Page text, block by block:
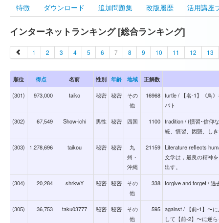
特徴 ダウンロード 追加問題集 改版履歴 活用講座
インターネットランキング [総合ランキング]
1 2 3 4 5 6 7 8 9 10 11 12 13
順位 得点 名前 性別 年齢 地域 正解数
(301) 973,000 taiko 秘密 秘密
その
他
16968 turtle / 【名-1】《鳥
バト
(302) 67,549 Show-ichi 男性 秘密 四国 1100 tradition / (慣習･信仰
統、慣習、因襲、し
(303) 1,278,696 taikou 秘密 秘密
九
州・
沖縄
21159
Literature reflects
文学は，最良の精神
出す。
(304) 20,284 shrkwY 秘密 秘密
その
他
338 forgive and forget / 過
(305) 36,753 taku03777 秘密 秘密
その
他
595 against / 【前-1】〜
して【前-2】〜に逆